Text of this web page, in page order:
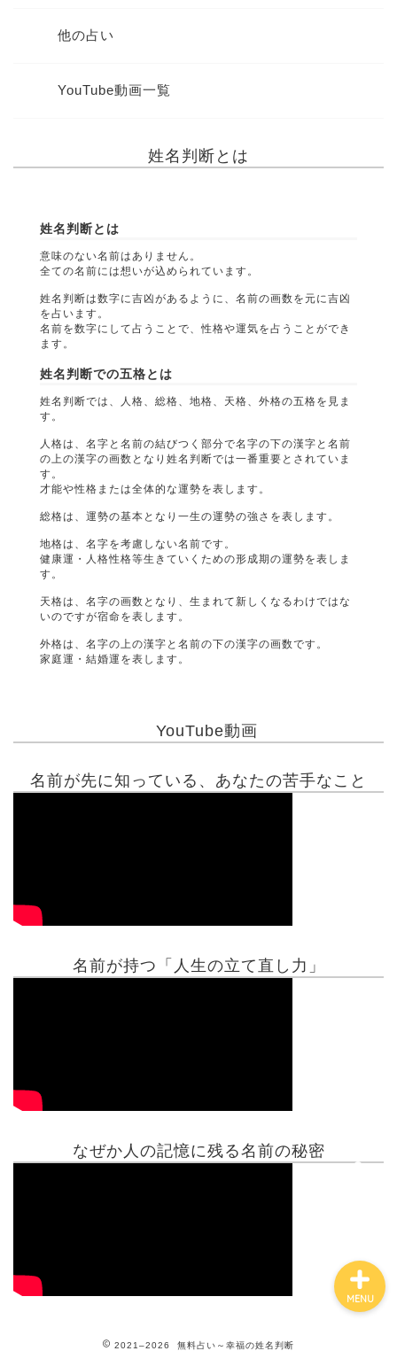
他の占い
YouTube動画一覧
姓名判断とは
姓名判断とは
意味のない名前はありません。
全ての名前には想いが込められています。
姓名判断は数字に吉凶があるように、名前の画数を元に吉凶
を占います。
名前を数字にして占うことで、性格や運気を占うことができ
ます。
姓名判断での五格とは
姓名判断では、人格、総格、地格、天格、外格の五格を見ま
す。
人格は、名字と名前の結びつく部分で名字の下の漢字と名前
の上の漢字の画数となり姓名判断では一番重要とされていま
す。
才能や性格または全体的な運勢を表します。
総格は、運勢の基本となり一生の運勢の強さを表します。
地格は、名字を考慮しない名前です。
健康運・人格性格等生きていくための形成期の運勢を表しま
す。
天格は、名字の画数となり、生まれて新しくなるわけではな
いのですが宿命を表します。
外格は、名字の上の漢字と名前の下の漢字の画数です。
家庭運・結婚運を表します。
YouTube動画
名前が先に知っている、あなたの苦手なこと
名前が持つ「人生の立て直し力」
なぜか人の記憶に残る名前の秘密
2021–2026 無料占い～幸福の姓名判断
MENU